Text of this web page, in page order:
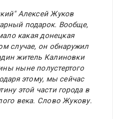
Алексей Жуков
подарок. Вообще,
какая донецкая
случае, он обнаружил
житель Калиновки
ныне полустертого
этому, мы сейчас
этой части города в
века. Слово Жукову.